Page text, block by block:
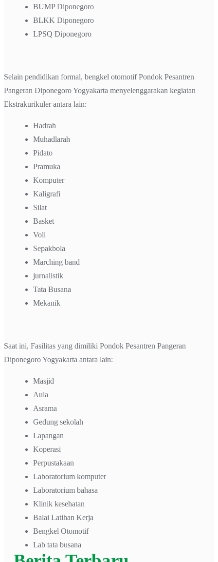
BUMP Diponegoro
BLKK Diponegoro
LPSQ Diponegoro
Selain pendidikan formal, bengkel otomotif Pondok Pesantren
Pangeran Diponegoro Yogyakarta menyelenggarakan kegiatan
Ekstrakurikuler antara lain:
Hadrah
Muhadlarah
Pidato
Pramuka
Komputer
Kaligrafi
Silat
Basket
Voli
Sepakbola
Marching band
jurnalistik
Tata Busana
Mekanik
Saat ini, Fasilitas yang dimiliki Pondok Pesantren Pangeran
Diponegoro Yogyakarta antara lain:
Masjid
Aula
Asrama
Gedung sekolah
Lapangan
Koperasi
Perpustakaan
Laboratorium komputer
Laboratorium bahasa
Klinik kesehatan
Balai Latihan Kerja
Bengkel Otomotif
Lab tata busana